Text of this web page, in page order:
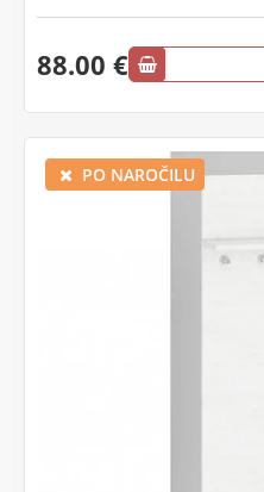
88.00 €
PO NAROČILU